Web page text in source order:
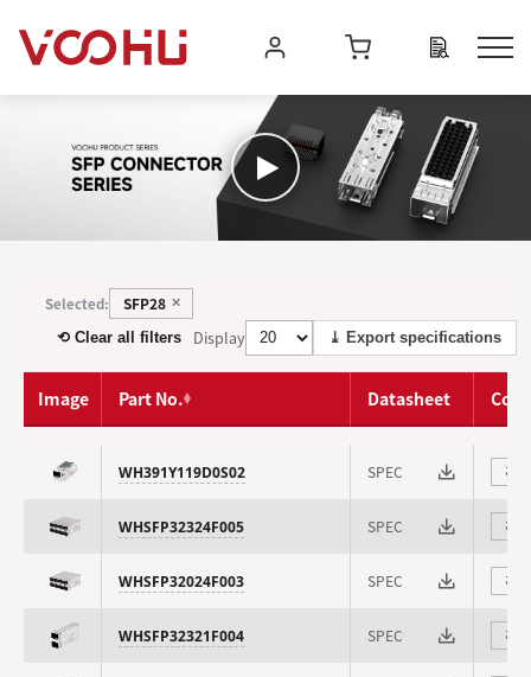
Selected: SFP28 ✕
⟲ Clear all filters Display ⤓ Export specifications
Image Part No. Datasheet
WH391Y119D0S02 SPEC ⇄
WHSFP32324F005 SPEC ⇄
WHSFP32024F003 SPEC ⇄
WHSFP32321F004 SPEC ⇄